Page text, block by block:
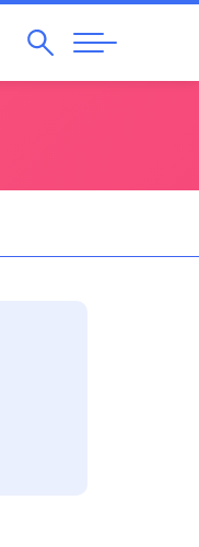
Pesquisar
Abrir
Navegação